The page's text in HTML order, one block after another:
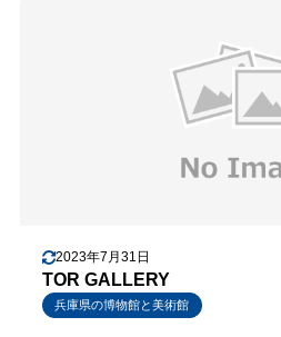
2023年7月31日
TOR GALLERY
兵庫県の博物館と美術館